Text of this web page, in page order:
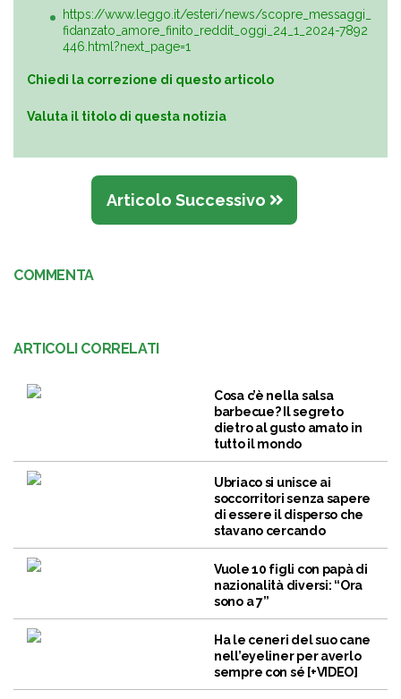
https://www.leggo.it/esteri/news/scopre_messaggi_
fidanzato_amore_finito_reddit_oggi_24_1_2024-7892
446.html?next_page=1
Chiedi la correzione di questo articolo
Valuta il titolo di questa notizia
Articolo Successivo
COMMENTA
ARTICOLI CORRELATI
Cosa c’è nella salsa
barbecue? Il segreto
dietro al gusto amato in
tutto il mondo
Ubriaco si unisce ai
soccorritori senza sapere
di essere il disperso che
stavano cercando
Vuole 10 figli con papà di
nazionalità diversi: “Ora
sono a 7”
Ha le ceneri del suo cane
nell’eyeliner per averlo
sempre con sé [+VIDEO]